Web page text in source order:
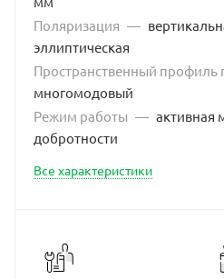
Поляризация —
эллиптическая
Пространственный профиль
многомодовый
Режим работы — активная
добротности
Все характеристики